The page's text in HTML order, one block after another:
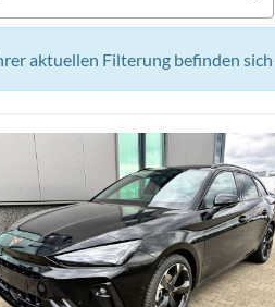
aktuellen Filterung befinden